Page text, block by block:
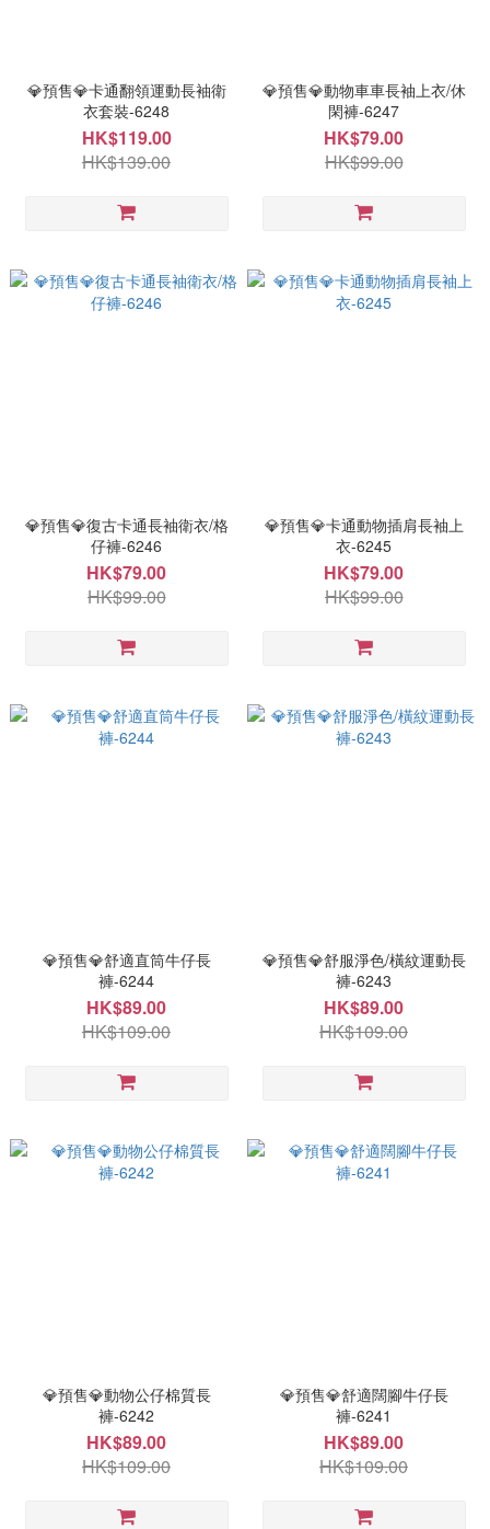
💎預售💎卡通翻領運動長袖衛
衣套裝-6248
HK$119.00
HK$139.00
💎預售💎動物車車長袖上衣/休
閑褲-6247
HK$79.00
HK$99.00
💎預售💎復古卡通長袖衛衣/格
仔褲-6246
HK$79.00
HK$99.00
💎預售💎卡通動物插肩長袖上
衣-6245
HK$79.00
HK$99.00
💎預售💎舒適直筒牛仔長
褲-6244
HK$89.00
HK$109.00
💎預售💎舒服淨色/橫紋運動長
褲-6243
HK$89.00
HK$109.00
💎預售💎動物公仔棉質長
褲-6242
HK$89.00
HK$109.00
💎預售💎舒適闊腳牛仔長
褲-6241
HK$89.00
HK$109.00